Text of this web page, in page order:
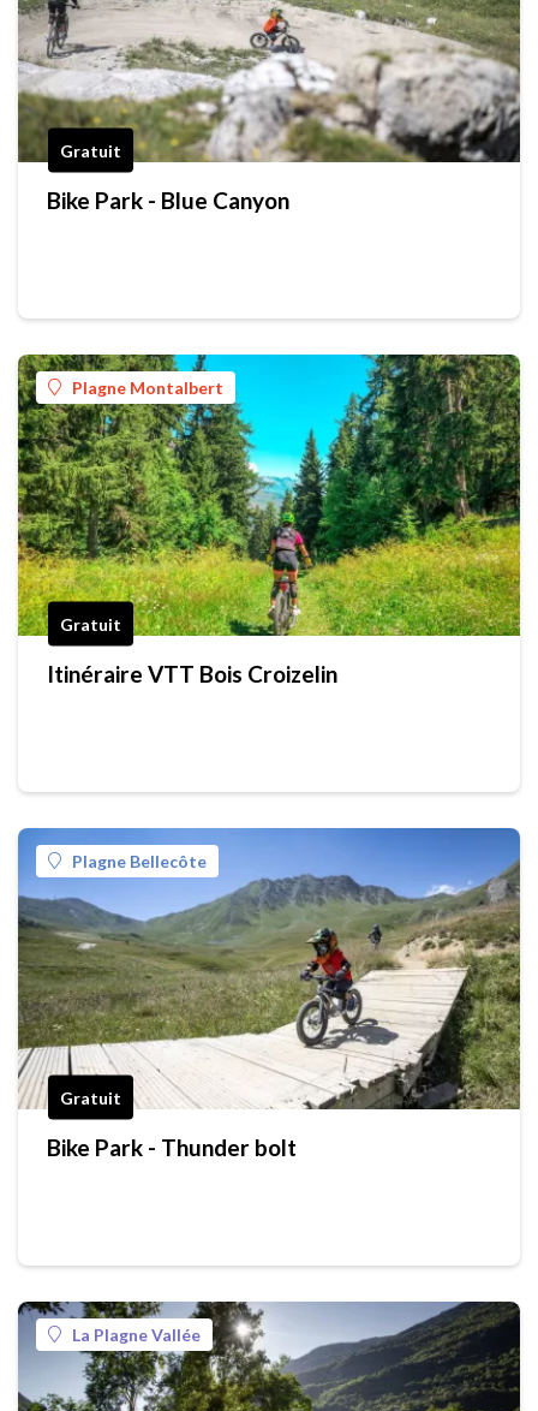
Gratuit
Bike Park - Blue Canyon
Plagne Montalbert
Gratuit
Itinéraire VTT Bois Croizelin
Plagne Bellecôte
Gratuit
Bike Park - Thunder bolt
La Plagne Vallée